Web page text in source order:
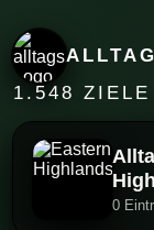
1.548 ZIELE
0